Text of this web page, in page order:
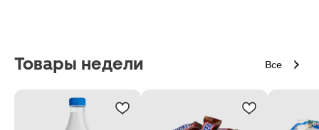
Товары недели Все